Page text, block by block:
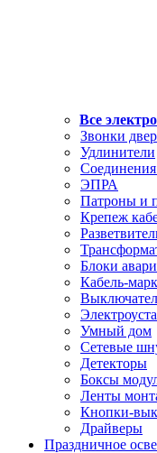
Все
Звонки
Удлинители
Соединения
ЭПРА
Патроны и
Крепеж
Блоки
Кабель-
Умный дом
Сетевые
Детекторы
Боксы
Ленты
Кнопки-
Драйверы
Праздничное